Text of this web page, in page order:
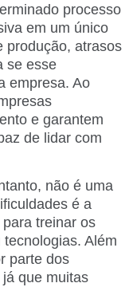
processo
em um único
produção, atrasos
se esse
empresa. Ao
e garantem
de lidar com
não é uma
é a
treinar os
Além
parte dos
que muitas